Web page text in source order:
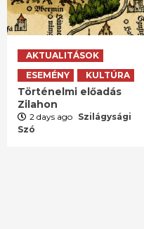
AKTUALITÁSOK
ESEMÉNY
KULTÚRA
Történelmi előadás
Zilahon
2 days ago Szilágysági
Szó